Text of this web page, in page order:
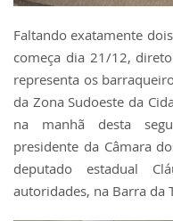
Faltando exatamente
começa dia 21/12,
representa os
da Zona Sudoeste da
na manhã desta
presidente da Câmara
deputado estadual
autoridades, na Barra da